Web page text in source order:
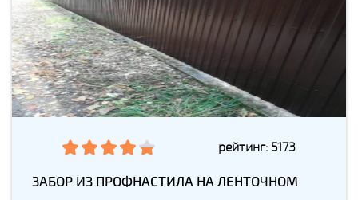
рейтинг: 5173
ЗАБОР ИЗ ПРОФНАСТИЛА НА ЛЕНТОЧНОМ